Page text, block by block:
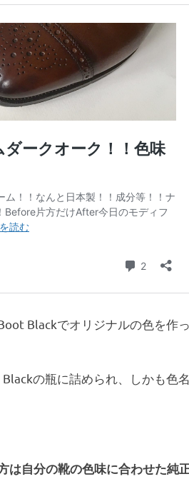
Blackでオリジナルの色を作
の瓶に詰められ、しかも色
は自分の靴の色味に合わせた純